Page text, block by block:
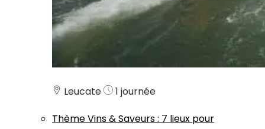
Leucate
1 journée
ThèmeVins & Saveurs: 7 lieux pour